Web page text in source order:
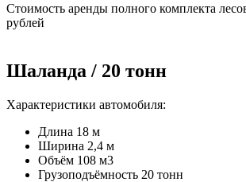
Стоимость аренды полного комплекта
рублей
Шаланда / 20 тонн
Характеристики автомобиля:
Длина 18 м
Ширина 2,4 м
Объём 108 м3
Грузоподъёмность 20 тонн